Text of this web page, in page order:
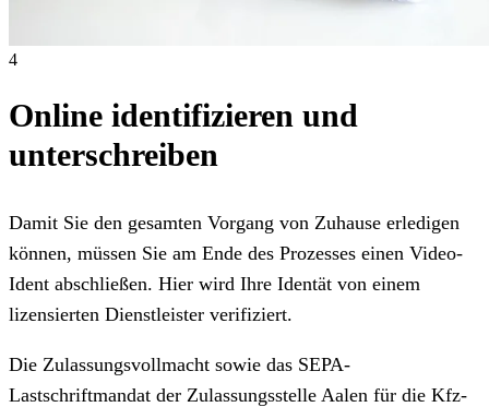
4
Online identifizieren und
unterschreiben
Damit Sie den gesamten Vorgang von Zuhause erledigen
können, müssen Sie am Ende des Prozesses einen Video-
Ident abschließen. Hier wird Ihre Identät von einem
lizensierten Dienstleister verifiziert.
Die Zulassungsvollmacht sowie das SEPA-
Lastschriftmandat der Zulassungsstelle Aalen für die Kfz-